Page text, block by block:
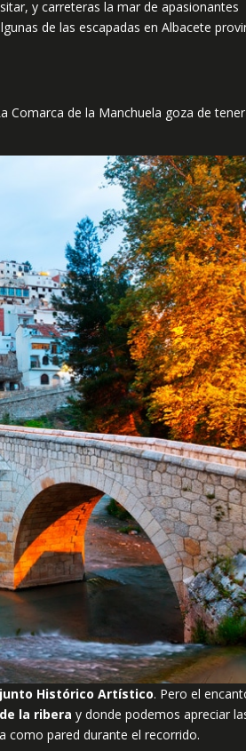
y carreteras la mar de apasionantes
de las escapadas en Albacete
Comarca de la Manchuela goza de
Histórico Artístico. Pero el
la ribera y donde podemos apreciar
como pared durante el recorrido.